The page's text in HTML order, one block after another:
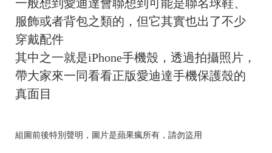
一般想到愛迪達會聯想到可能是聯名球鞋、
服飾或者背包之類的，但它其實也出了不少
穿戴配件
其中之一就是iPhone手機殼，透過拍攝照片，
帶大家來一同看看正版愛迪達手機保護殼的
真面目
組圖前後特別聲明，圖片是蘋果瘋所有，請勿盜用